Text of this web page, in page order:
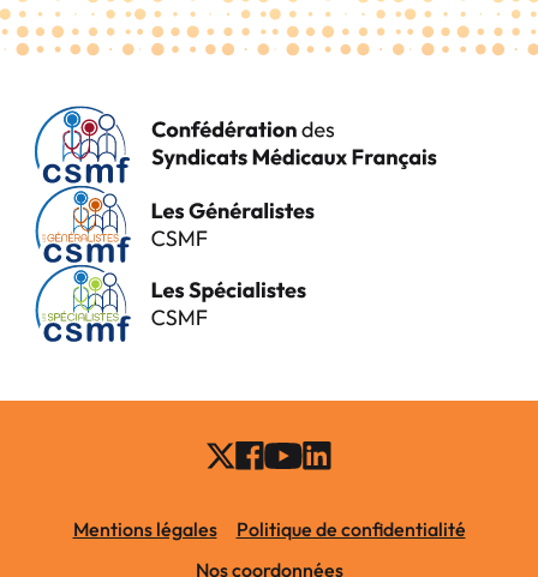
Mentions légales
Politique de confidentialité
Nos coordonnées